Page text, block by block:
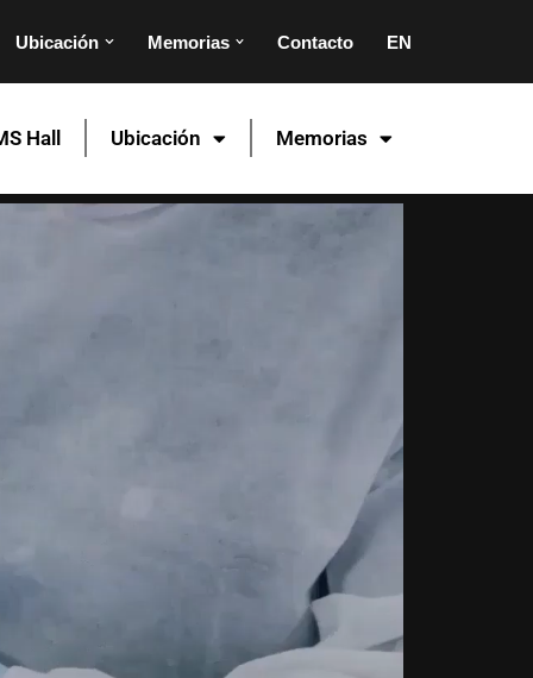
Ubicación Memorias Contacto EN
Hall Ubicación Memorias